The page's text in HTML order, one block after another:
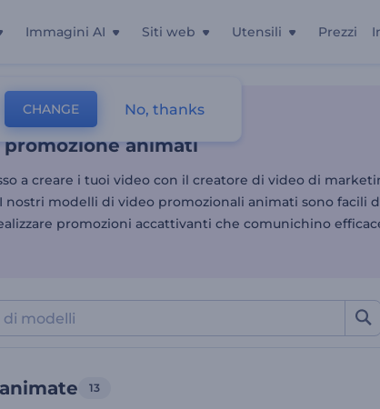
Immagini AI Siti web Utensili Prezzi
animati
Di Vendita Promozioni Animate
animati
a creare i tuoi video con il creatore di video di
nostri modelli di video promozionali animati sono facili
promozioni accattivanti che comunichino
13
CHANGE No, thanks